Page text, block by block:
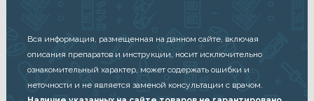
Вся информация, размещенная на данном сайте, включая
описания препаратов и инструкции, носит исключительно
ознакомительный характер, может содержать ошибки и
неточности и не является заменой консультации с врачом.